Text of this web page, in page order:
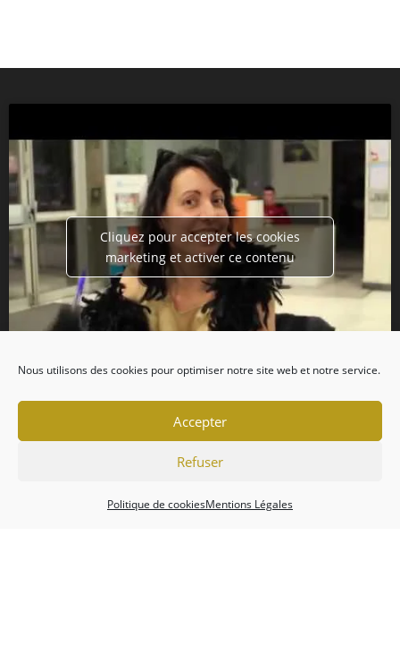
Nous utilisons des cookies pour optimiser notre site web et notre service.
Accepter
Refuser
Politique de cookiesMentions Légales
Cliquez pour accepter les cookies
marketing et activer ce contenu